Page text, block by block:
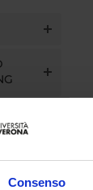
Consenso